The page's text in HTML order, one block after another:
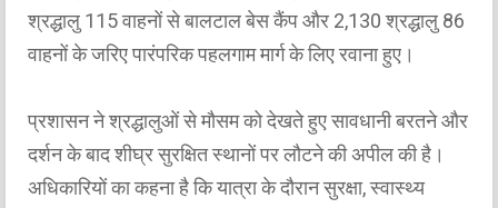
श्रद्धालु 115 वाहनों से बालटाल बेस कैंप और 2,130 श्रद्धालु 86
वाहनों के जरिए पारंपरिक पहलगाम मार्ग के लिए रवाना हुए।
प्रशासन ने श्रद्धालुओं से मौसम को देखते हुए सावधानी बरतने और
दर्शन के बाद शीघ्र सुरक्षित स्थानों पर लौटने की अपील की है।
अधिकारियों का कहना है कि यात्रा के दौरान सुरक्षा, स्वास्थ्य